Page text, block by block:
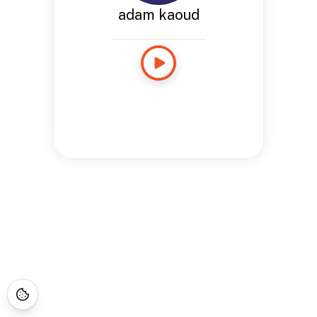
adam kaoud